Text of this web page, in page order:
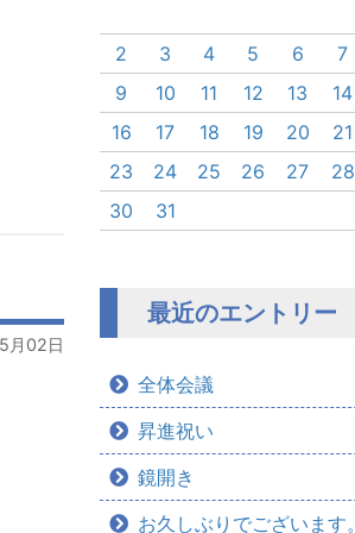
月02日
2
3 4 5 6 7
9
10 11 12 13 14
16
17 18 19 20 21
23
24 25 26 27 28
30
31
最近のエントリー
全体会議
昇進祝い
鏡開き
お久しぶりでございます。